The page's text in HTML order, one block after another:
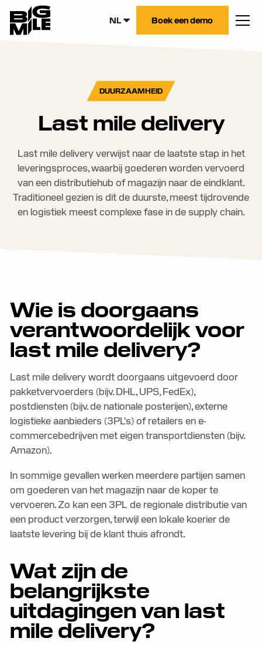
NL Boek een demo
DUURZAAMHEID
Last mile delivery
Last mile delivery verwijst naar de laatste stap in het
leveringsproces, waarbij goederen worden vervoerd
van een distributiehub of magazijn naar de eindklant.
Traditioneel gezien is dit de duurste, meest tijdrovende
en logistiek meest complexe fase in de supply chain.
Wie is doorgaans
verantwoordelijk voor
last mile delivery?
Last mile delivery wordt doorgaans uitgevoerd door
pakketvervoerders (bijv. DHL, UPS, FedEx),
postdiensten (bijv. de nationale posterijen), externe
logistieke aanbieders (3PL's) of retailers en e-
commercebedrijven met eigen transportdiensten (bijv.
Amazon).
In sommige gevallen werken meerdere partijen samen
om goederen van het magazijn naar de koper te
vervoeren. Zo kan een 3PL de regionale distributie van
een product verzorgen, terwijl een lokale koerier de
laatste levering bij de klant thuis afrondt.
Wat zijn de
belangrijkste
uitdagingen van last
mile delivery?